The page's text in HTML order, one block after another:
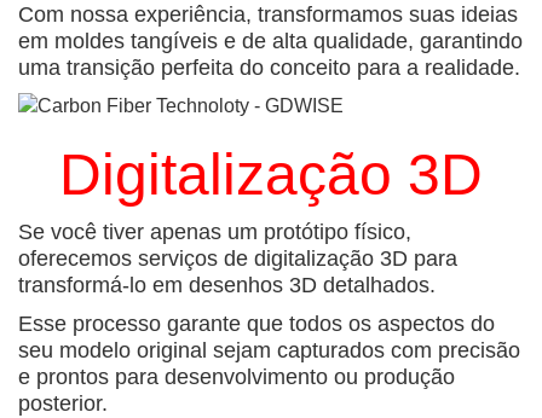
Com nossa experiência, transformamos suas ideias
em moldes tangíveis e de alta qualidade, garantindo
uma transição perfeita do conceito para a realidade.
Digitalização 3D
Se você tiver apenas um protótipo físico,
oferecemos serviços de digitalização 3D para
transformá-lo em desenhos 3D detalhados.
Esse processo garante que todos os aspectos do
seu modelo original sejam capturados com precisão
e prontos para desenvolvimento ou produção
posterior.